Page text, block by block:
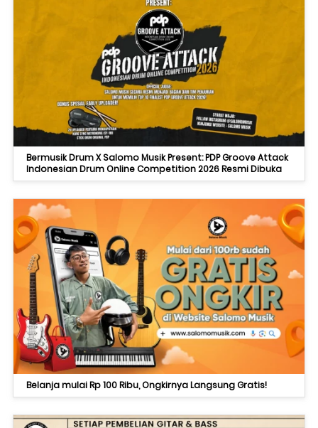
Bermusik Drum X Salomo Musik Present: PDP Groove Attack
Indonesian Drum Online Competition 2026 Resmi Dibuka
Belanja mulai Rp 100 Ribu, Ongkirnya Langsung Gratis!